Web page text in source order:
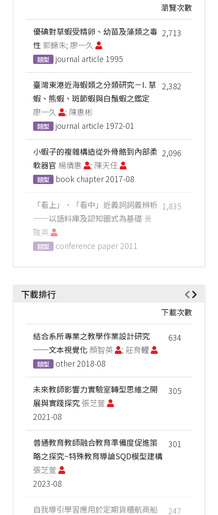
瀏覽次數
2,713
優碘對草蝦受精卵、幼苗及藻類之毒
性 郭錦朱; 廖一久
類型 journal article 1995
2,382
臺灣東港近海蝦類之分類研究－I. 草
蝦、熊蝦、斑節蝦與白鬚蝦之鑑定
廖一久
; 陳惠彬
類型 journal article 1972-01
2,096
小蝦子的複雜構造從外骨骼到內部柔
軟器官 楊倩惠 ; 陳天任
類型 book chapter2017-08
1,835
「看上」、「看中」近義詞詞義辨析
──以語料庫及認知圖式為基礎 黃
雅英
類型 conference paper2011
下載排行
下載次數
634
結合系所專業之教學作業設計研究
──文本視覺化 顏智英 ; 莊育鲤
類型 other2018-08
305
未來教師影響力實驗室轉型思維之開
展與實踐探究 張芝萱
2021-08
301
普通教育教師融合教育準備度促進策
略之探究~特殊教育導論SQD模型建構
張芝萱
2023-08
247
自我導引學習應用於定期貨櫃航商船